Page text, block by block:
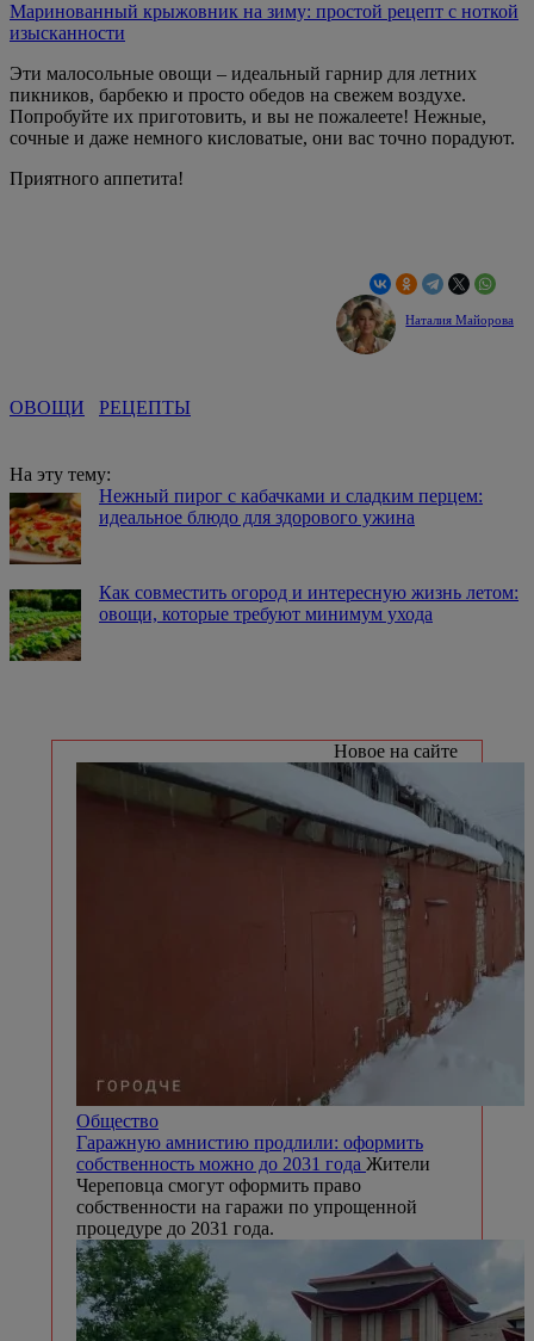
Маринованный крыжовник на зиму: простой рецепт с ноткой
изысканности
Эти малосольные овощи – идеальный гарнир для летних
пикников, барбекю и просто обедов на свежем воздухе.
Попробуйте их приготовить, и вы не пожалеете! Нежные,
сочные и даже немного кисловатые, они вас точно порадуют.
Приятного аппетита!
Наталия Майорова
ОВОЩИ РЕЦЕПТЫ
На эту тему:
Нежный пирог с кабачками и сладким перцем:
идеальное блюдо для здорового ужина
Как совместить огород и интересную жизнь летом:
овощи, которые требуют минимум ухода
Новое на сайте
Общество
Гаражную амнистию продлили: оформить
собственность можно до 2031 года Жители
Череповца смогут оформить право
собственности на гаражи по упрощенной
процедуре до 2031 года.